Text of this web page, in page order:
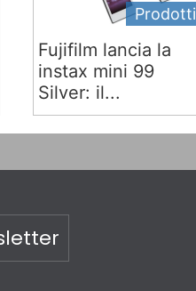
Prodotti
Fujifilm lancia la
instax mini 99
Silver: il...